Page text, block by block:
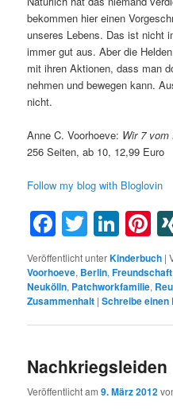
bekommen hier einen
unseres Lebens. Das ist nicht
immer gut aus. Aber die
mit ihren Aktionen, dass man
nehmen und bewegen kann.
nicht.
Anne C. Voorhoeve: Wir 7 vom
256 Seiten, ab 10, 12,99 Euro
Follow my blog with Bloglovin
Facebook
Twitter
Veröffentlicht unterKinderbuch |
Voorhoeve, Berlin,Freundschaft
Neukölln, Patchworkfamilie,
Zusammenhalt |Schreibe
Nachkriegsleiden
Veröffentlicht am9. März 2012